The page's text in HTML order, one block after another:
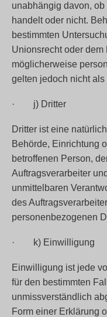
unabhängig davon,
handelt oder nicht.
bestimmten
Unionsrecht oder
möglicherweise
gelten jedoch nicht als
· j) Dritter
Dritter ist eine
Behörde, Einrichtung
betroffenen Person,
Auftragsverarbeiter
unmittelbaren
des
personenbezogenen
· k) Einwilligung
Einwilligung ist jede
für den bestimmten
unmissverständlich
Form einer Erklärung